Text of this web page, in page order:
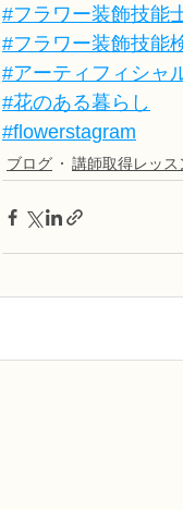
#フラワー装飾技能
#フラワー装飾技能
#アーティフィシャ
#花のある暮らし
#flowerstagram
ブログ 講師取得レッス